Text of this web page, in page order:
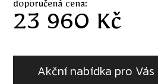
doporučená cena:
23 960 Kč
Akční nabídka pro Vás